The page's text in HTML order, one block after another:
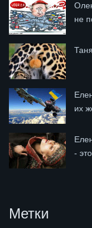
не
их
-
Метки